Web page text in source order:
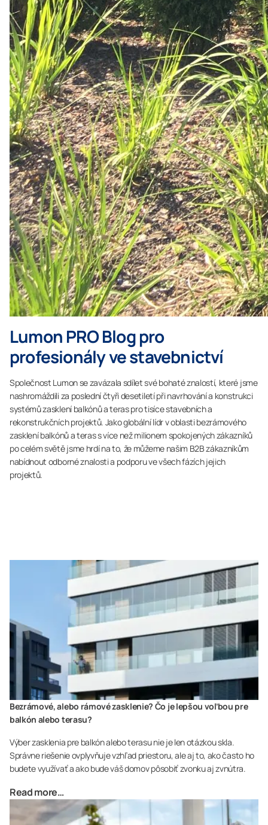
Lumon PRO Blog pro
profesionály ve stavebnictví
Společnost Lumon se zavázala sdílet své bohaté znalostí, které jsme
nashromáždili za poslední čtyři desetiletí při navrhování a konstrukci
systémů zasklení balkónů a teras pro tisíce stavebních a
rekonstrukčních projektů. Jako globální lídr v oblasti bezrámového
zasklení balkónů a teras s více než milionem spokojených zákazníků
po celém světě jsme hrdí na to, že můžeme našim B2B zákazníkům
nabídnout odborné znalosti a podporu ve všech fázích jejich
projektů.
Bezrámové, alebo rámové zasklenie? Čo je lepšou voľbou pre
balkón alebo terasu?
Výber zasklenia pre balkón alebo terasu nie je len otázkou skla.
Správne riešenie ovplyvňuje vzhľad priestoru, ale aj to, ako často ho
budete využívať a ako bude váš domov pôsobiť zvonku aj zvnútra.
Read more…